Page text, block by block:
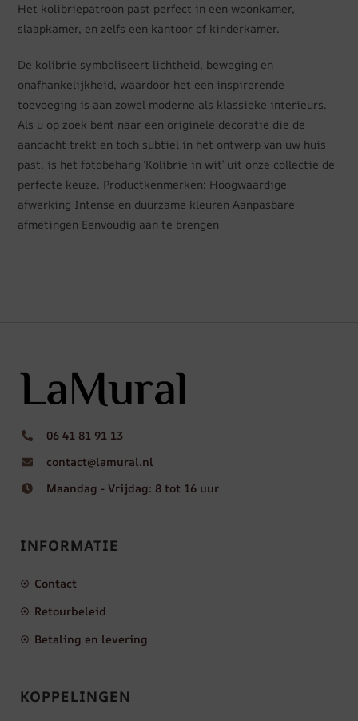
Het kolibriepatroon past perfect in een woonkamer,
slaapkamer, en zelfs een kantoor of kinderkamer.
De kolibrie symboliseert lichtheid, beweging en
onafhankelijkheid, waardoor het een inspirerende
toevoeging is aan zowel moderne als klassieke interieurs.
Als u op zoek bent naar een originele decoratie die de
aandacht trekt en toch subtiel in het ontwerp van uw huis
past, is het fotobehang ‘Kolibrie in wit’ uit onze collectie de
perfecte keuze. Productkenmerken: Hoogwaardige
afwerking Intense en duurzame kleuren Aanpasbare
afmetingen Eenvoudig aan te brengen
06 41 81 91 13
contact@lamural.nl
Maandag - Vrijdag: 8 tot 16 uur
INFORMATIE
Contact
Retourbeleid
Betaling en levering
KOPPELINGEN